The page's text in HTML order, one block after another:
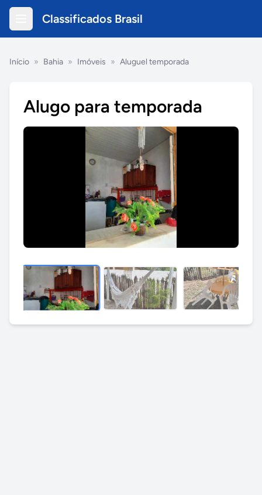
Classificados Brasil
Início » Bahia » Imóveis » Aluguel temporada
Alugo para temporada